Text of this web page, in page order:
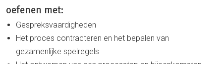
oefenen met:
Gespreksvaardigheden
Het proces contracteren en het bepalen van
gezamenlijke spelregels